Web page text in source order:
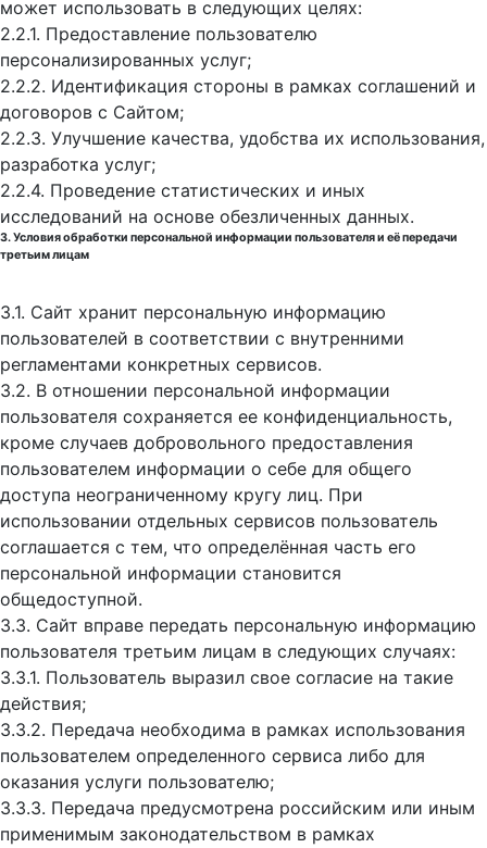
может использовать в следующих целях:
2.2.1. Предоставление пользователю
персонализированных услуг;
2.2.2. Идентификация стороны в рамках соглашений и
договоров с Сайтом;
2.2.3. Улучшение качества, удобства их использования,
разработка услуг;
2.2.4. Проведение статистических и иных
исследований на основе обезличенных данных.
3. Условия обработки персональной информации пользователя и её передачи
третьим лицам
3.1. Сайт хранит персональную информацию
пользователей в соответствии с внутренними
регламентами конкретных сервисов.
3.2. В отношении персональной информации
пользователя сохраняется ее конфиденциальность,
кроме случаев добровольного предоставления
пользователем информации о себе для общего
доступа неограниченному кругу лиц. При
использовании отдельных сервисов пользователь
соглашается с тем, что определённая часть его
персональной информации становится
общедоступной.
3.3. Сайт вправе передать персональную информацию
пользователя третьим лицам в следующих случаях:
3.3.1. Пользователь выразил свое согласие на такие
действия;
3.3.2. Передача необходима в рамках использования
пользователем определенного сервиса либо для
оказания услуги пользователю;
3.3.3. Передача предусмотрена российским или иным
применимым законодательством в рамках